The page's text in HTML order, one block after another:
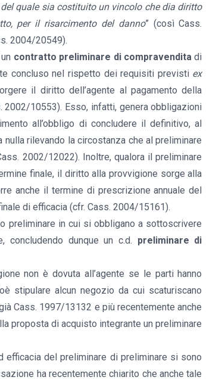
quale sia costituito un vincolo che dia diritto
per il risarcimento del danno” (così Cass.
2004/20549).
contratto preliminare di compravendita di
concluso nel rispetto dei requisiti previsti ex
il diritto dell’agente al pagamento della
10553). Esso, infatti, genera obbligazioni
all’obbligo di concludere il definitivo, al
nulla rilevando la circostanza che al preliminare
2002/12022). Inoltre, qualora il preliminare
finale, il diritto alla provvigione sorge alla
anche il termine di prescrizione annuale del
di efficacia (cfr. Cass. 2004/15161).
preliminare in cui si obbligano a sottoscrivere
concludendo dunque un c.d. preliminare di
non è dovuta all’agente se le parti hanno
stipulare alcun negozio da cui scaturiscano
Cass. 1997/13132 e più recentemente anche
proposta di acquisto integrante un preliminare
del preliminare di preliminare si sono
ha recentemente chiarito che anche tale